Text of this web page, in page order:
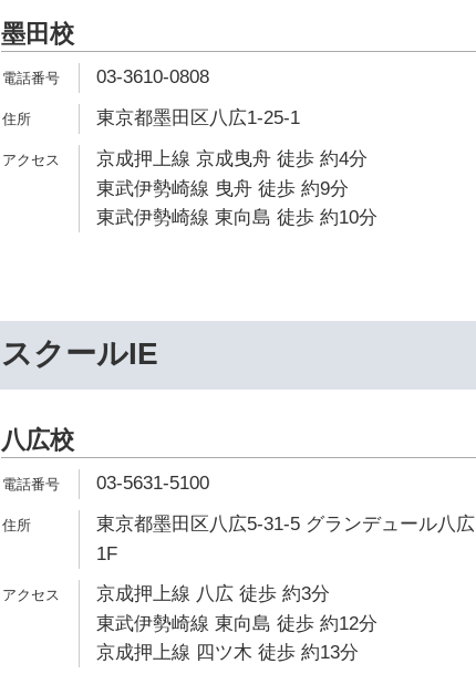
墨田校
03-3610-0808
東京都墨田区八広1-25-1
京成押上線 京成曳舟 徒歩 約4分
東武伊勢崎線 曳舟 徒歩 約9分
東武伊勢崎線 東向島 徒歩 約10分
スクールIE
八広校
03-5631-5100
東京都墨田区八広5-31-5 グランデュール八広
1F
京成押上線 八広 徒歩 約3分
東武伊勢崎線 東向島 徒歩 約12分
京成押上線 四ツ木 徒歩 約13分